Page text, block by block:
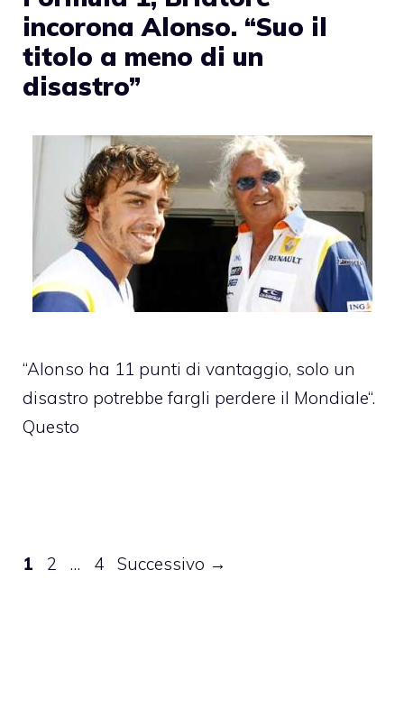
incorona Alonso. “Suo il
titolo a meno di un
disastro”
“Alonso ha 11 punti di vantaggio, solo un
disastro potrebbe fargli perdere il Mondiale“.
Questo
Pagina
1 Pagina
2 … Pagina
4 Successivo →